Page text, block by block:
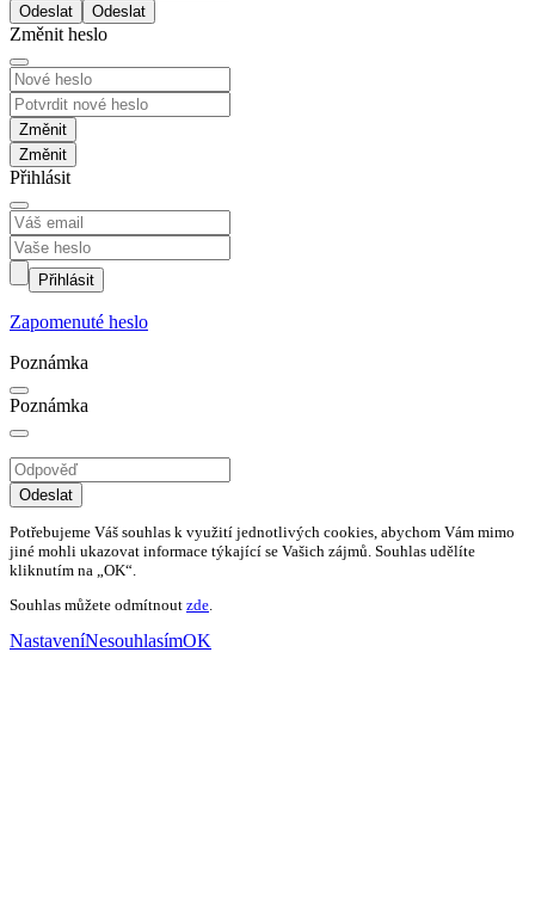
Odeslat
Změnit heslo
Změnit
Přihlásit
Přihlásit
Zapomenuté heslo
Poznámka
Poznámka
Odeslat
Potřebujeme Váš souhlas k využití jednotlivých cookies, abychom Vám mimo
jiné mohli ukazovat informace týkající se Vašich zájmů. Souhlas udělíte
kliknutím na „OK“.
Souhlas můžete odmítnout zde.
NastaveníNesouhlasímOK